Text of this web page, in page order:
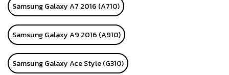
Samsung Galaxy A7 2016 (A710)
Samsung Galaxy A9 2016 (A910)
Samsung Galaxy Ace Style (G310)